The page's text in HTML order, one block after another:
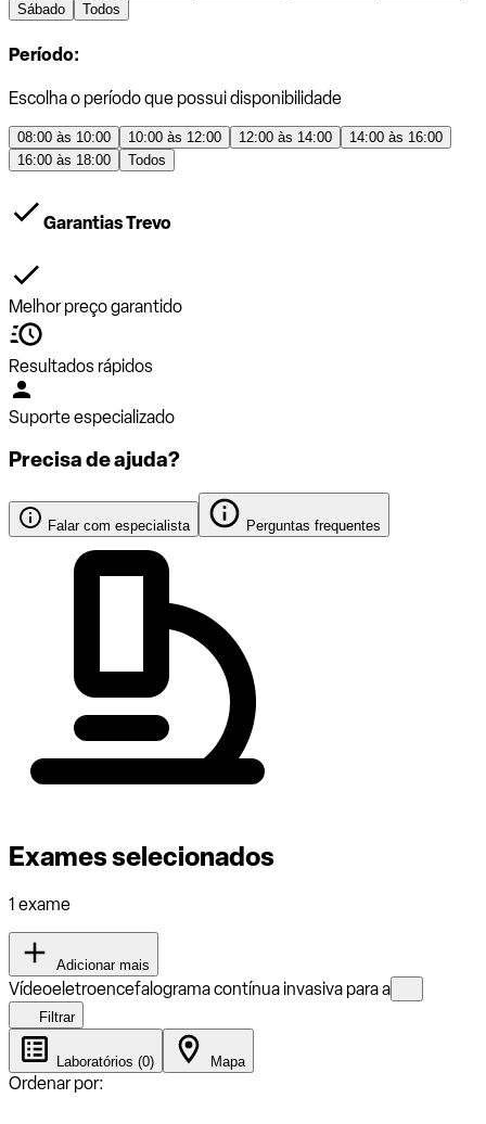
Sábado
Todos
Período:
Escolha o período que possui disponibilidade
08:00 às 10:00 10:00 às 12:00 12:00 às 14:00
14:00 às 16:00
16:00 às 18:00
Todos
Garantias Trevo
Melhor preço garantido
Resultados rápidos
Suporte especializado
Precisa de ajuda?
Falar com especialista Perguntas frequentes
Exames selecionados
1 exame
Adicionar mais
Vídeoeletroencefalograma contínua invasiva para a
Filtrar
Laboratórios (0) Mapa
Ordenar por: